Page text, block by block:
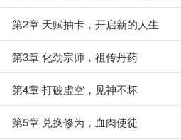
第2章 天赋抽卡，开启新的人生
第3章 化劲宗师，祖传丹药
第4章 打破虚空，见神不坏
第5章 兑换修为，血肉使徒